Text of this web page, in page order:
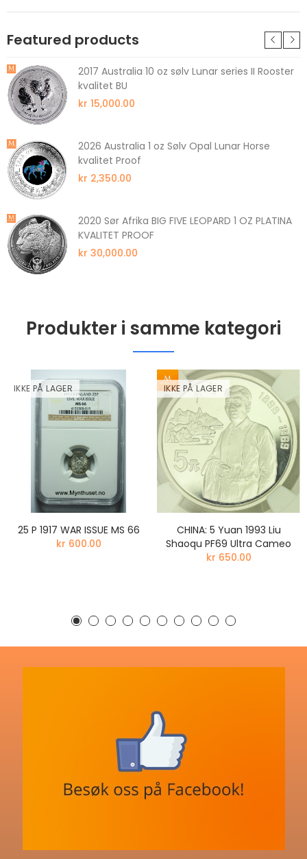
Featured products
2017 Australia 10 oz sølv Lunar series II Rooster
kvalitet BU
kr 15,000.00
2026 Australia 1 oz Sølv Opal Lunar Horse
kvalitet Proof
kr 2,350.00
2020 Sør Afrika BIG FIVE LEOPARD 1 OZ PLATINA
KVALITET PROOF
kr 30,000.00
Produkter i samme kategori
IKKE PÅ LAGER
25 P 1917 WAR ISSUE MS 66
kr 600.00
IKKE PÅ LAGER
CHINA: 5 Yuan 1993 Liu
Shaoqu PF69 Ultra Cameo
kr 650.00